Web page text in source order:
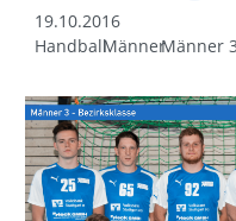
19.10.2016
HandballMännerMänner 3